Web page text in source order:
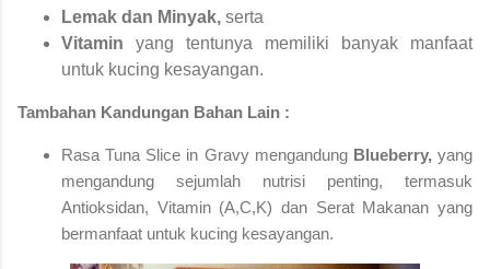
Lemak dan Minyak, serta
Vitamin yang tentunya memiliki banyak manfaat
untuk kucing kesayangan.
Tambahan Kandungan Bahan Lain :
Rasa Tuna Slice in Gravy mengandung Blueberry,yang
mengandung sejumlah nutrisi penting, termasuk
Antioksidan, Vitamin (A,C,K) dan Serat Makanan yang
bermanfaat untuk kucing kesayangan.